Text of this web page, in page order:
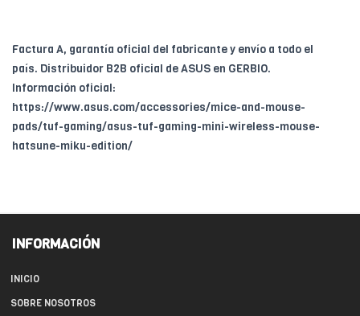
Factura A, garantía oficial del fabricante y envío a todo el
país. Distribuidor B2B oficial de ASUS en GERBIO.
Información oficial:
https://www.asus.com/accessories/mice-and-mouse-
pads/tuf-gaming/asus-tuf-gaming-mini-wireless-mouse-
hatsune-miku-edition/
INFORMACIÓN
INICIO
SOBRE NOSOTROS